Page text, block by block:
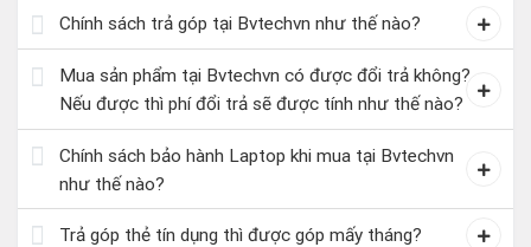
Chính sách trả góp tại Bvtechvn như thế nào?
Mua sản phẩm tại Bvtechvn có được đổi trả không?
Nếu được thì phí đổi trả sẽ được tính như thế nào?
Chính sách bảo hành Laptop khi mua tại Bvtechvn
như thế nào?
Trả góp thẻ tín dụng thì được góp mấy tháng?